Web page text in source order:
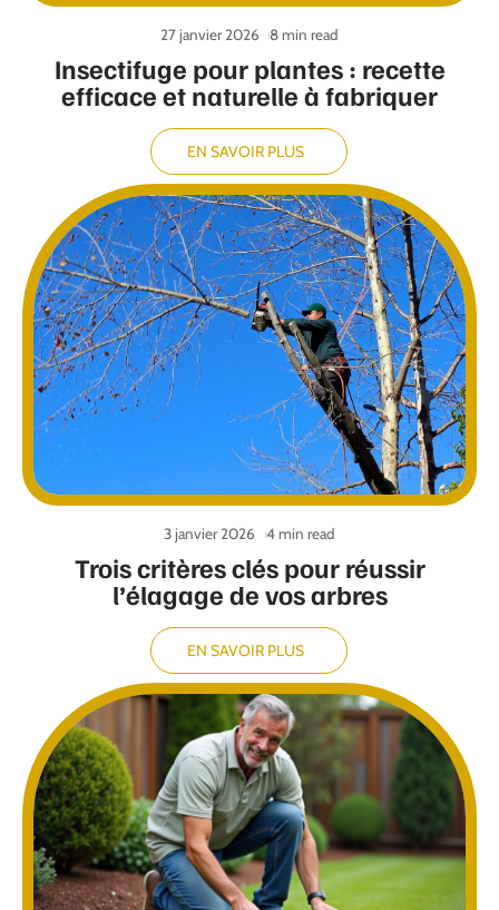
Insectifuge pour plantes : recette
efficace et naturelle à fabriquer
27 janvier 2026 8 min read
EN SAVOIR PLUS
Trois critères clés pour réussir
l’élagage de vos arbres
3 janvier 2026 4 min read
EN SAVOIR PLUS